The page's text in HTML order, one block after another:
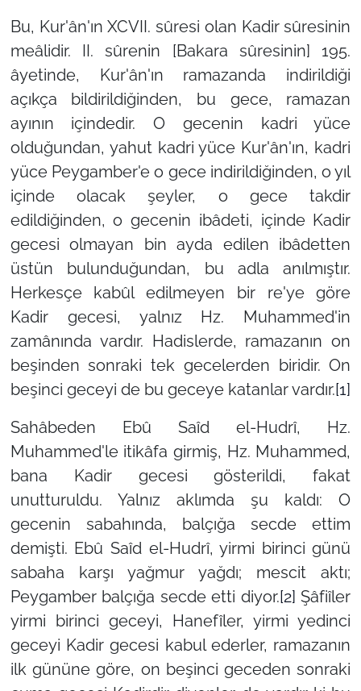
Bu, Kur'ân'ın XCVII. sûresi olan Kadir sûresinin
meâlidir. II. sûrenin [Bakara sûresinin] 195.
âyetinde, Kur'ân'ın ramazanda indirildiği
açıkça bildirildiğinden, bu gece, ramazan
ayının içindedir. O gecenin kadri yüce
olduğundan, yahut kadri yüce Kur'ân'ın, kadri
yüce Peygamber'e o gece indirildiğinden, o yıl
içinde olacak şeyler, o gece takdir
edildiğinden, o gecenin ibâdeti, içinde Kadir
gecesi olmayan bin ayda edilen ibâdetten
üstün bulunduğundan, bu adla anılmıştır.
Herkesçe kabûl edilmeyen bir re'ye göre
Kadir gecesi, yalnız Hz. Muhammed'in
zamânında vardır. Hadislerde, ramazanın on
beşinden sonraki tek gecelerden biridir. On
beşinci geceyi de bu geceye katanlar vardır.[1]
Sahâbeden Ebû Saîd el-Hudrî, Hz.
Muhammed'le itikâfa girmiş, Hz. Muhammed,
bana Kadir gecesi gösterildi, fakat
unutturuldu. Yalnız aklımda şu kaldı: O
gecenin sabahında, balçığa secde ettim
demişti. Ebû Saîd el-Hudrî, yirmi birinci günü
sabaha karşı yağmur yağdı; mescit aktı;
Peygamber balçığa secde etti diyor.[2] Şâfiîler
yirmi birinci geceyi, Hanefîler, yirmi yedinci
geceyi Kadir gecesi kabul ederler, ramazanın
ilk gününe göre, on beşinci geceden sonraki